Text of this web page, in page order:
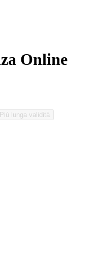
Online
Più lunga validità